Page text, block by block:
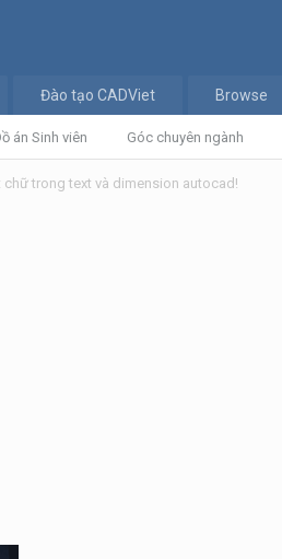
án Sinh viên Góc chuyên ngành
Đào tạo CADViet Browse
chữ trong text và dimension autocad!